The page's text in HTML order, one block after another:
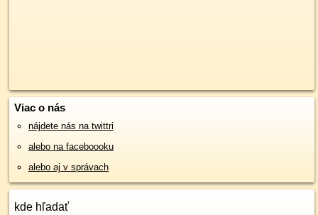
Viac o nás
nájdete nás na twittri
alebo na faceboooku
alebo aj v správach
kde hľadať